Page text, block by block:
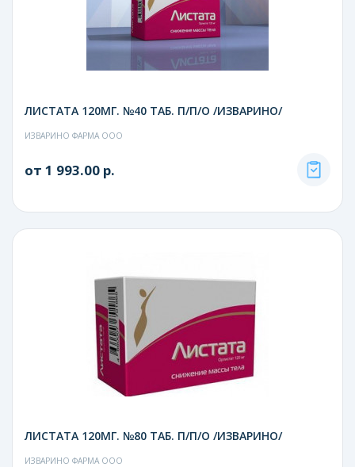
ЛИСТАТА 120МГ. №40 ТАБ. П/П/О /ИЗВАРИНО/
ИЗВАРИНО ФАРМА ООО
от 1 993.00 р.
ЛИСТАТА 120МГ. №80 ТАБ. П/П/О /ИЗВАРИНО/
ИЗВАРИНО ФАРМА ООО